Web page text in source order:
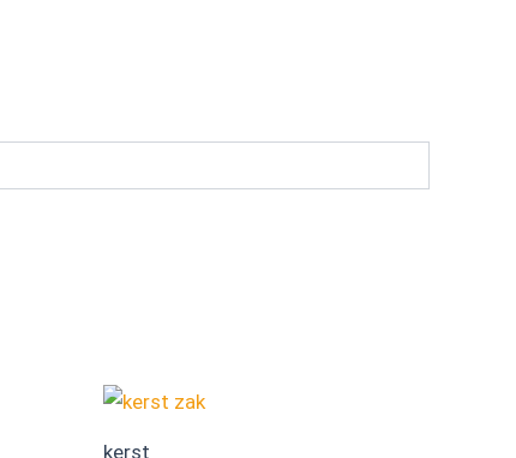
kerst